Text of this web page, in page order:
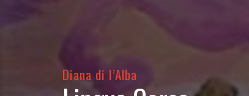
Diana di l’Alba